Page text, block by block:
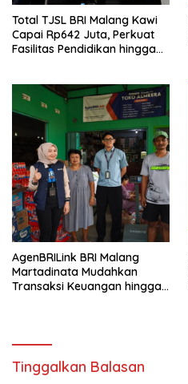
Total TJSL BRI Malang Kawi
Capai Rp642 Juta, Perkuat
Fasilitas Pendidikan hingga
AgenBRILink BRI Malang
Martadinata Mudahkan
Transaksi Keuangan hingga
Tinggalkan Balasan